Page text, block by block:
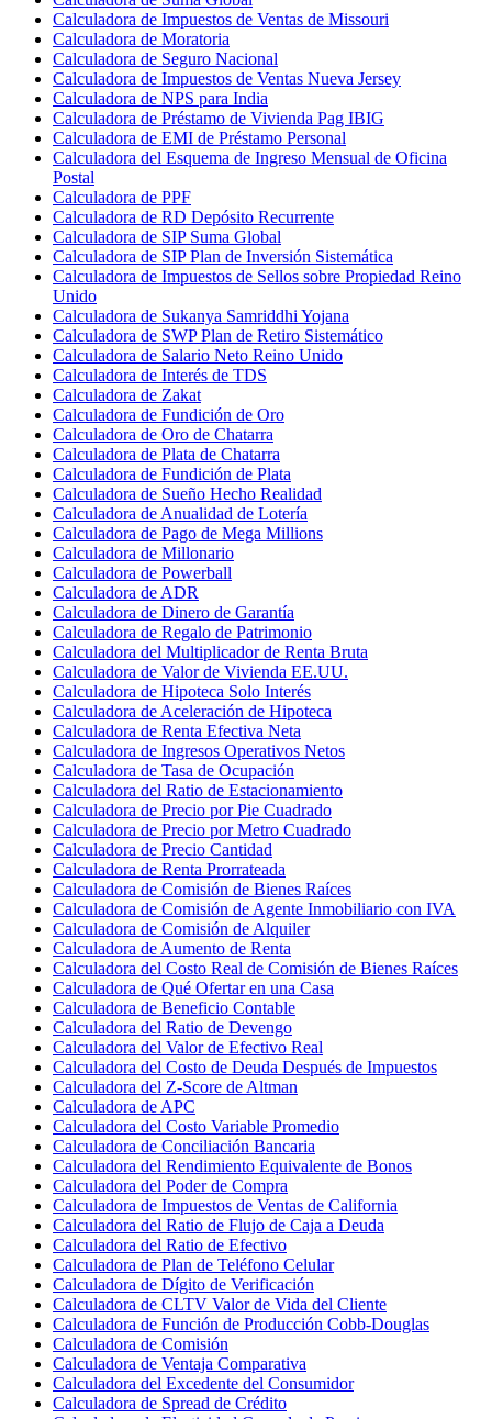
Calculadora de Impuestos de Ventas de Missouri
Calculadora de Moratoria
Calculadora de Seguro Nacional
Calculadora de Impuestos de Ventas Nueva Jersey
Calculadora de NPS para India
Calculadora de Préstamo de Vivienda Pag IBIG
Calculadora de EMI de Préstamo Personal
Calculadora del Esquema de Ingreso Mensual de Oficina
Postal
Calculadora de PPF
Calculadora de RD Depósito Recurrente
Calculadora de SIP Suma Global
Calculadora de SIP Plan de Inversión Sistemática
Calculadora de Impuestos de Sellos sobre Propiedad Reino
Unido
Calculadora de Sukanya Samriddhi Yojana
Calculadora de SWP Plan de Retiro Sistemático
Calculadora de Salario Neto Reino Unido
Calculadora de Interés de TDS
Calculadora de Zakat
Calculadora de Fundición de Oro
Calculadora de Oro de Chatarra
Calculadora de Plata de Chatarra
Calculadora de Fundición de Plata
Calculadora de Sueño Hecho Realidad
Calculadora de Anualidad de Lotería
Calculadora de Pago de Mega Millions
Calculadora de Millonario
Calculadora de Powerball
Calculadora de ADR
Calculadora de Dinero de Garantía
Calculadora de Regalo de Patrimonio
Calculadora del Multiplicador de Renta Bruta
Calculadora de Valor de Vivienda EE.UU.
Calculadora de Hipoteca Solo Interés
Calculadora de Aceleración de Hipoteca
Calculadora de Renta Efectiva Neta
Calculadora de Ingresos Operativos Netos
Calculadora de Tasa de Ocupación
Calculadora del Ratio de Estacionamiento
Calculadora de Precio por Pie Cuadrado
Calculadora de Precio por Metro Cuadrado
Calculadora de Precio Cantidad
Calculadora de Renta Prorrateada
Calculadora de Comisión de Bienes Raíces
Calculadora de Comisión de Agente Inmobiliario con IVA
Calculadora de Comisión de Alquiler
Calculadora de Aumento de Renta
Calculadora del Costo Real de Comisión de Bienes Raíces
Calculadora de Qué Ofertar en una Casa
Calculadora de Beneficio Contable
Calculadora del Ratio de Devengo
Calculadora del Valor de Efectivo Real
Calculadora del Costo de Deuda Después de Impuestos
Calculadora del Z-Score de Altman
Calculadora de APC
Calculadora del Costo Variable Promedio
Calculadora de Conciliación Bancaria
Calculadora del Rendimiento Equivalente de Bonos
Calculadora del Poder de Compra
Calculadora de Impuestos de Ventas de California
Calculadora del Ratio de Flujo de Caja a Deuda
Calculadora del Ratio de Efectivo
Calculadora de Plan de Teléfono Celular
Calculadora de Dígito de Verificación
Calculadora de CLTV Valor de Vida del Cliente
Calculadora de Función de Producción Cobb-Douglas
Calculadora de Comisión
Calculadora de Ventaja Comparativa
Calculadora del Excedente del Consumidor
Calculadora de Spread de Crédito